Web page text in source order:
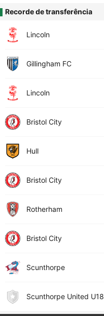
Recorde de transferência
Lincoln
Gillingham FC
Lincoln
Bristol City
Hull
Bristol City
Rotherham
Bristol City
Scunthorpe
Scunthorpe United U18